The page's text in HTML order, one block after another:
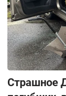
Страшное